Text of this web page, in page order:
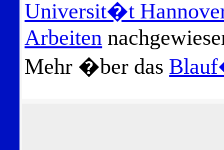
Universit�t
Arbeiten
Mehr �ber das